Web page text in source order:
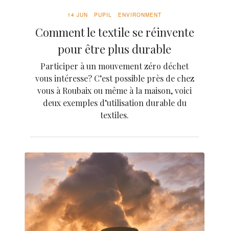
14 JUN PUPIL ENVIRONMENT
Comment le textile se réinvente
pour être plus durable
Participer à un mouvement zéro déchet
vous intéresse? C’est possible près de chez
vous à Roubaix ou même à la maison, voici
deux exemples d’utilisation durable du
textiles.